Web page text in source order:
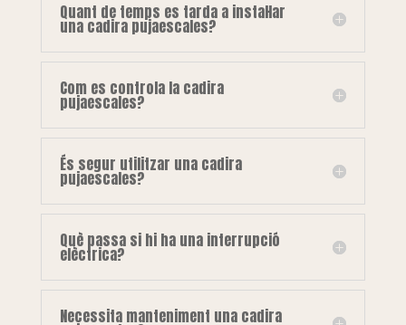
Quant de temps es tarda a instal·lar
una cadira pujaescales?
Com es controla la cadira
pujaescales?
És segur utilitzar una cadira
pujaescales?
Què passa si hi ha una interrupció
elèctrica?
Necessita manteniment una cadira